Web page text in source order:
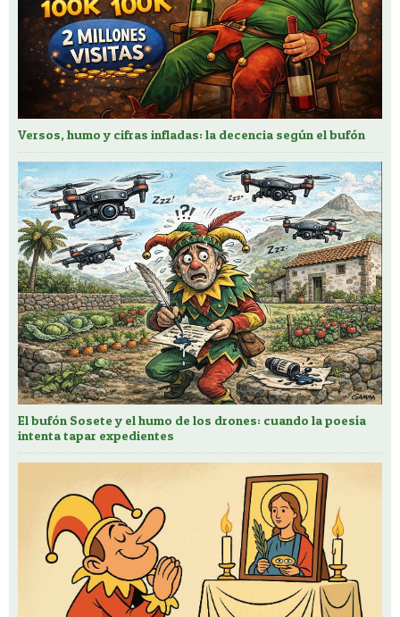
Versos, humo y cifras infladas: la decencia según el bufón
El bufón Sosete y el humo de los drones: cuando la poesía
intenta tapar expedientes